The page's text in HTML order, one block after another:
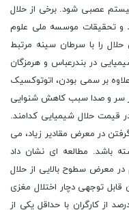
عصبی شود. برخی از حلال
و تحقیقات موسسه ملی علوم
را با سرطان سینه مرتبط
در بندرعباس و هرمزگان
بر سمی بودن، اتوتوکسیک
سر و صدا سبب کاهش شنوایی
قیمت حلال شیمیایی کدامند.
در معرض مقادیر زیاد، می
باشد. مطالعه ‌ای نشان داد
در معرض سطوح بالایی از حلال‌
قابل‌ توجهی دچار اختلال مغزی
از کارگران با حداقل یکی از